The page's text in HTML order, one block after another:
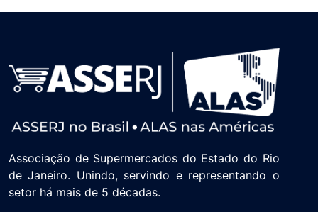
Associação de Supermercados do Estado do Rio
de Janeiro. Unindo, servindo e representando o
setor há mais de 5 décadas.